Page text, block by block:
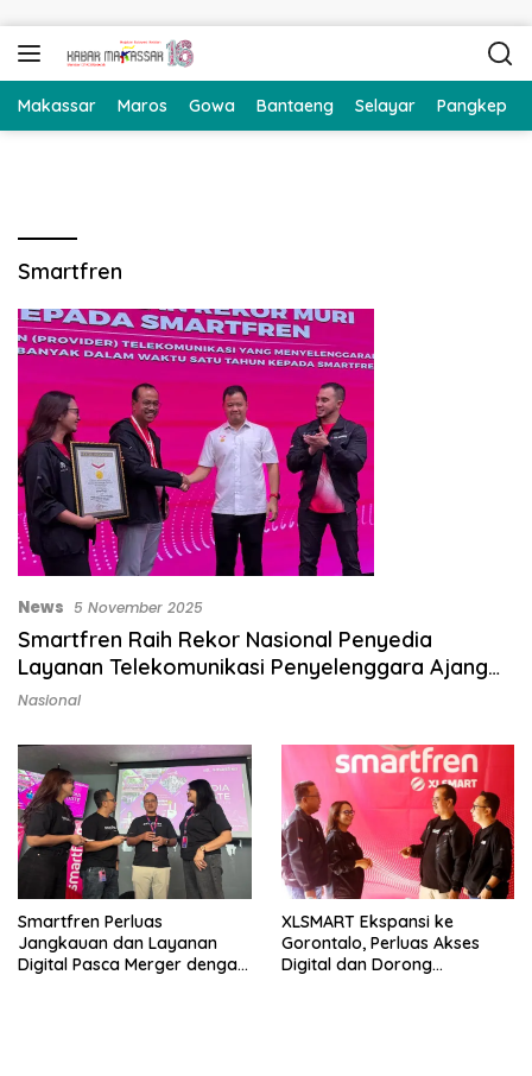
Makassar Maros Gowa Bantaeng Selayar Pangkep
Smartfren
News 5 November 2025
Smartfren Raih Rekor Nasional Penyedia
Layanan Telekomunikasi Penyelenggara Ajang
Lari Terbanyak
Nasional
Smartfren Perluas
Jangkauan dan Layanan
Digital Pasca Merger dengan
XLSMART Ekspansi ke
Gorontalo, Perluas Akses
Digital dan Dorong